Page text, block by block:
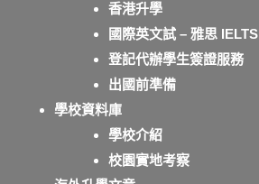
香港升學
國際英文試 – 雅思 IELTS
登記代辦學生簽證服務
出國前準備
學校資料庫
學校介紹
校園實地考察